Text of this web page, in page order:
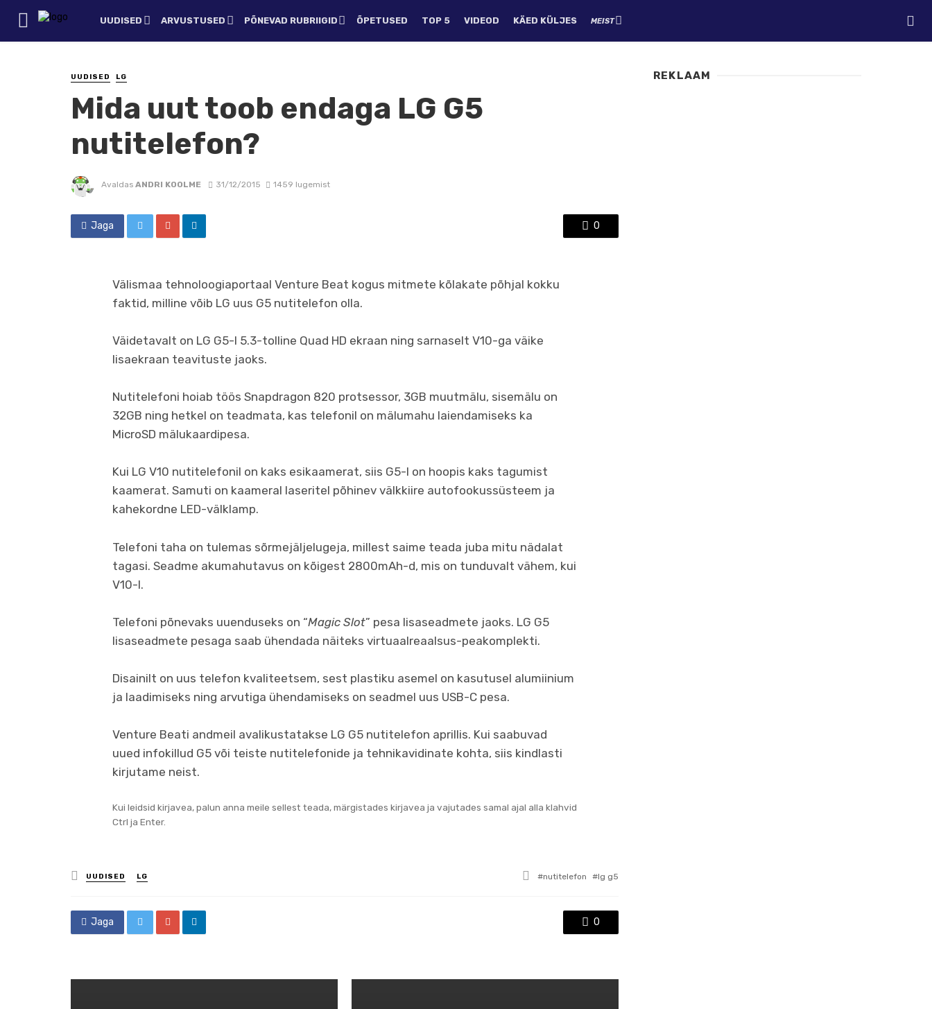
UUDISED ARVUSTUSED PÕNEVAD RUBRIIGID ÕPETUSED TOP 5 VIDEOD KÄED KÜLJES MEIST
UUDISED LG
Mida uut toob endaga LG G5
nutitelefon?
Avaldas ANDRI KOOLME 31/12/2015 1459 lugemist
Jaga 0
Välismaa tehnoloogiaportaal Venture Beat kogus mitmete kõlakate põhjal kokku
faktid, milline võib LG uus G5 nutitelefon olla.
Väidetavalt on LG G5-l 5.3-tolline Quad HD ekraan ning sarnaselt V10-ga väike
lisaekraan teavituste jaoks.
Nutitelefoni hoiab töös Snapdragon 820 protsessor, 3GB muutmälu, sisemälu on
32GB ning hetkel on teadmata, kas telefonil on mälumahu laiendamiseks ka
MicroSD mälukaardipesa.
Kui LG V10 nutitelefonil on kaks esikaamerat, siis G5-l on hoopis kaks tagumist
kaamerat. Samuti on kaameral laseritel põhinev välkkiire autofookussüsteem ja
kahekordne LED-välklamp.
Telefoni taha on tulemas sõrmejäljelugeja, millest saime teada juba mitu nädalat
tagasi. Seadme akumahutavus on kõigest 2800mAh-d, mis on tunduvalt vähem, kui
V10-l.
Telefoni põnevaks uuenduseks on “Magic Slot” pesa lisaseadmete jaoks. LG G5
lisaseadmete pesaga saab ühendada näiteks virtuaalreaalsus-peakomplekti.
Disainilt on uus telefon kvaliteetsem, sest plastiku asemel on kasutusel alumiinium
ja laadimiseks ning arvutiga ühendamiseks on seadmel uus USB-C pesa.
Venture Beati andmeil avalikustatakse LG G5 nutitelefon aprillis. Kui saabuvad
uued infokillud G5 või teiste nutitelefonide ja tehnikavidinate kohta, siis kindlasti
kirjutame neist.
Kui leidsid kirjavea, palun anna meile sellest teada, märgistades kirjavea ja vajutades samal ajal alla klahvid
Ctrl ja Enter.
Posted
in
UUDISED LG
Tagged
nutitelefon lg g5
Jaga 0
REKLAAM